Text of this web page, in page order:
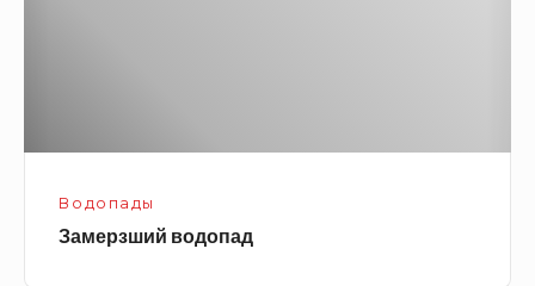
Водопады
Замерзший водопад